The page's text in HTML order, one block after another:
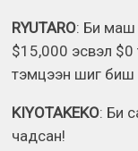
RYUTARO: Би маш
$15,000 эсвэл $0
тэмцээн шиг биш
KIYOTAKEKO: Би
чадсан!